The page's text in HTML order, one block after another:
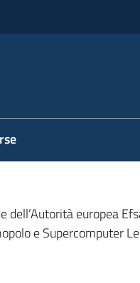
europea
e Supercomputer